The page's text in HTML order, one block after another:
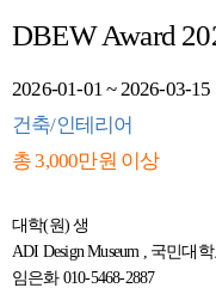
DBEW Award
2026-01-01 ~ 2026-03-15
건축/인테리어
총 3,000만원 이상
대학(원) 생
ADI Design Museum , 국민대
임은화 010-5468-2887